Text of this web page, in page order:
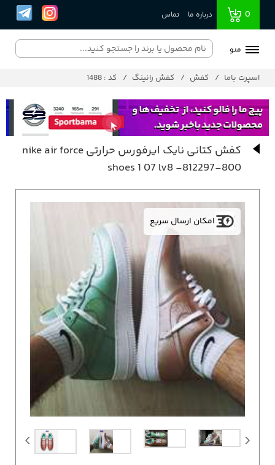
0 درباره ما تماس
منو
اسپرت باما کفش کفش رانینگ کد : 1488
کفش کتانی نایک ایرفورس حرارتی nike air force
shoes 1 07 lv8 -812297-800
امکان ارسال سریع